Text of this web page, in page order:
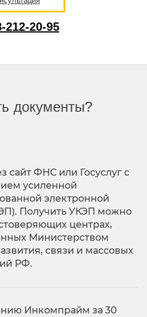
212-20-95
документы?
сайт ФНС или Госуслуг с
усиленной
электронной
Получить УКЭП можно
центрах,
Министерством
связи и массовых
РФ.
Инкомпрайм за 30